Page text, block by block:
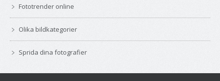
Fototrender online
Olika bildkategorier
Sprida dina fotografier